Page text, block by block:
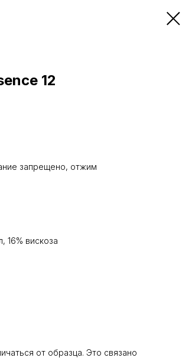
12
запрещено, отжим
16% вискоза
от образца. Это связано